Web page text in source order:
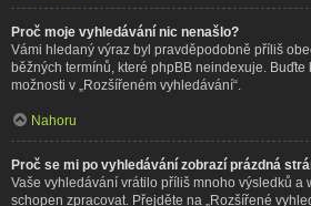
Proč moje vyhledávání nic nenašlo?
Vámi hledaný výraz byl pravděpodobně příliš
běžných termínů, které phpBB neindexuje. Buďte
možnosti v „Rozšířeném vyhledávání“.
Nahoru
Proč se mi po vyhledávání zobrazí prázdná
Vaše vyhledávání vrátilo příliš mnoho výsledků a
schopen zpracovat. Přejděte na „Rozšířené